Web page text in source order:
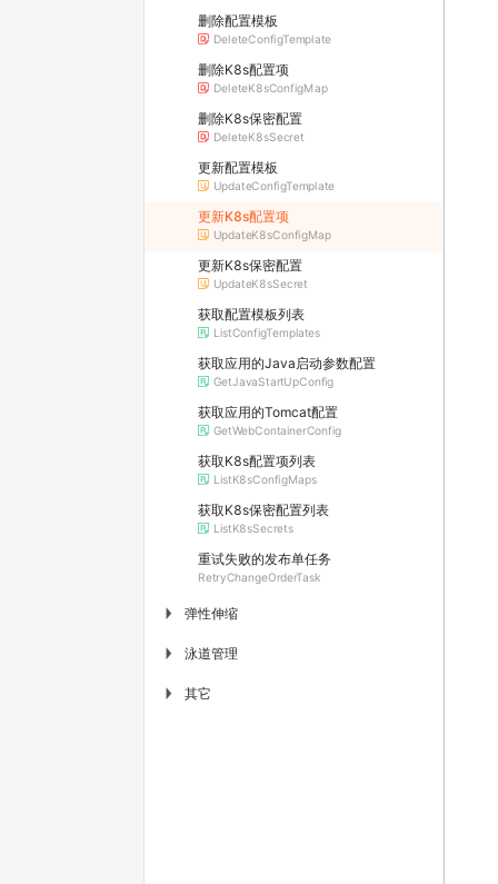
删除配置模板
DeleteConfigTemplate
删除K8s配置项
DeleteK8sConfigMap
删除K8s保密配置
DeleteK8sSecret
更新配置模板
UpdateConfigTemplate
更新K8s配置项
UpdateK8sConfigMap
更新K8s保密配置
UpdateK8sSecret
获取配置模板列表
ListConfigTemplates
获取应用的Java启动参数配置
GetJavaStartUpConfig
获取应用的Tomcat配置
GetWebContainerConfig
获取K8s配置项列表
ListK8sConfigMaps
获取K8s保密配置列表
ListK8sSecrets
重试失败的发布单任务
RetryChangeOrderTask
▶ 弹性伸缩
▶ 泳道管理
▶ 其它